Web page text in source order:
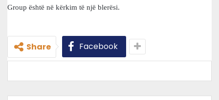
Group është në kërkim të një blerësi.
Share Facebook